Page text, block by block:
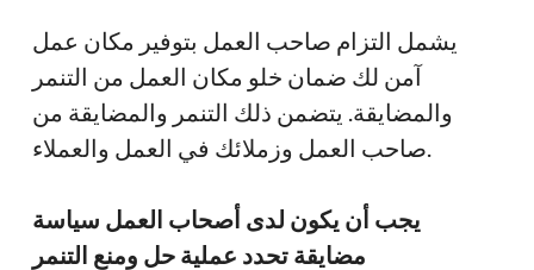
يشمل التزام صاحب العمل بتوفير مكان عمل
آمن لك ضمان خلو مكان العمل من التنمر
والمضايقة. يتضمن ذلك التنمر والمضايقة من
صاحب العمل وزملائك في العمل والعملاء.
يجب أن يكون لدى أصحاب العمل سياسة
مضايقة تحدد عملية حل ومنع التنمر